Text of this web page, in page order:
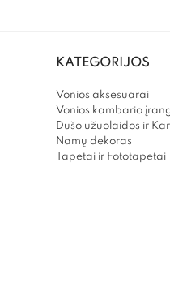
KATEGORIJOS
Vonios aksesuarai
Vonios kambario
Dušo užuolaidos ir
Namų dekoras
Tapetai ir Fototapetai